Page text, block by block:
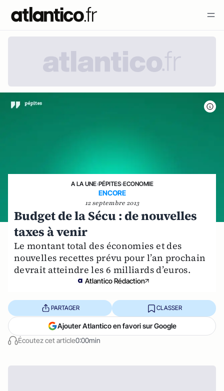
A LA UNE›PÉPITES›ECONOMIE
ENCORE
12 septembre 2013
Budget de la Sécu : de nouvelles
taxes à venir
Le montant total des économies et des
nouvelles recettes prévu pour l’an prochain
devrait atteindre les 6 milliards d’euros.
Atlantico Rédaction
Écoutez cet article0:00min
PARTAGER CLASSER
Ajouter Atlantico en favori sur Google